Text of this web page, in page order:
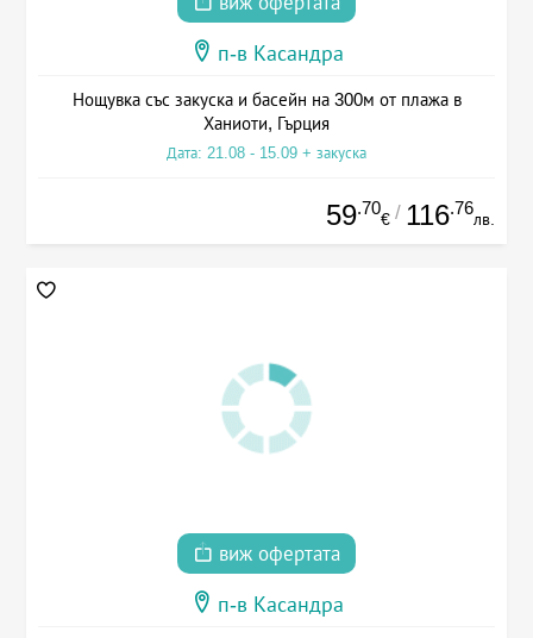
п-в Касандра
Нощувка със закуска и басейн на 300м от плажа в
Ханиоти, Гърция
Дата: 21.08 - 15.09 + закуска
59.70
€ / 116.76
лв.
виж офертата
п-в Касандра